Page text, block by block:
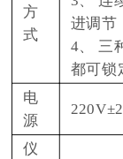
方
式
进调节
4、 三
都可锁
电
源
仪